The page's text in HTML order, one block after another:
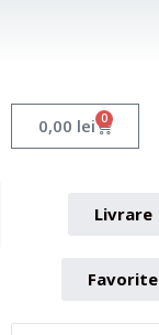
0,00 lei 0 Cart
Livrare
Favorite